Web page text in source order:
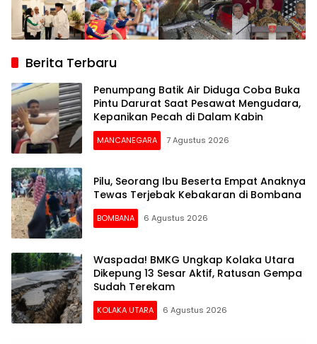
Berita Terbaru
Penumpang Batik Air Diduga Coba Buka
Pintu Darurat Saat Pesawat Mengudara,
Kepanikan Pecah di Dalam Kabin
MANCANEGARA 7 Agustus 2026
Pilu, Seorang Ibu Beserta Empat Anaknya
Tewas Terjebak Kebakaran di Bombana
BOMBANA 6 Agustus 2026
Waspada! BMKG Ungkap Kolaka Utara
Dikepung 13 Sesar Aktif, Ratusan Gempa
Sudah Terekam
KOLAKA UTARA 6 Agustus 2026
Siaran